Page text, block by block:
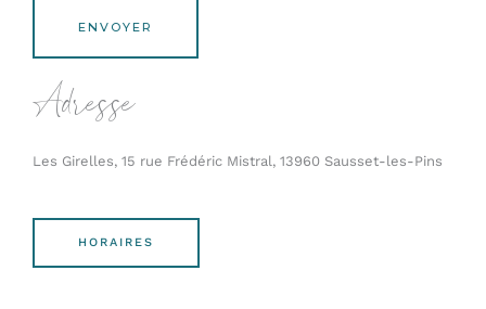
Adresse
Les Girelles, 15 rue Frédéric Mistral, 13960 Sausset-les-Pins
HORAIRES